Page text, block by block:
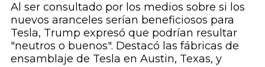
Al ser consultado por los medios sobre si los
nuevos aranceles serían beneficiosos para
Tesla, Trump expresó que podrían resultar
"neutros o buenos". Destacó las fábricas de
ensamblaje de Tesla en Austin, Texas, y